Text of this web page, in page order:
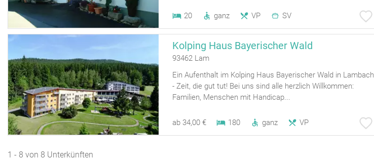
20 ganz VP SV
Kolping Haus Bayerischer Wald
93462 Lam
Ein Aufenthalt im Kolping Haus Bayerischer Wald in Lambach
- Zeit, die gut tut! Bei uns sind alle herzlich Willkommen:
Familien, Menschen mit Handicap...
ab 34,00 € 180 ganz VP
1 - 8 von 8 Unterkünften